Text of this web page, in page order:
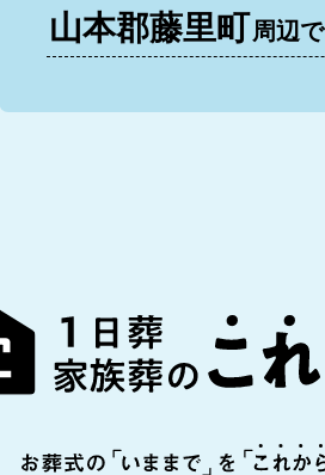
山本郡藤里町周辺で